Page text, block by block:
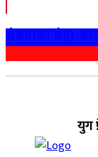
युग